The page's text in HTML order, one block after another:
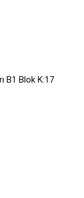
B1 Blok K:17